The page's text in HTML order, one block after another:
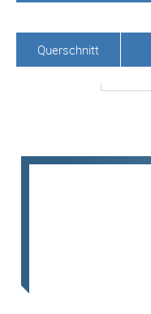
Querschnitt